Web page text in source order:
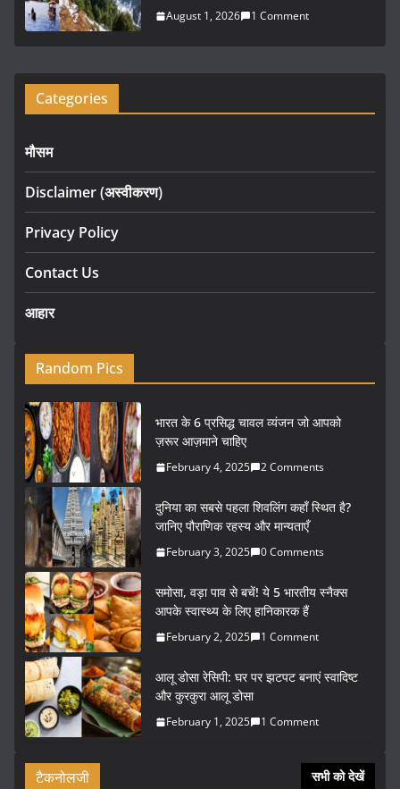
August 1, 2026 1 Comment
Categories
मौसम
Disclaimer (अस्वीकरण)
Privacy Policy
Contact Us
आहार
Random Pics
भारत के 6 प्रसिद्ध चावल व्यंजन जो आपको
ज़रूर आज़माने चाहिए
February 4, 2025 2 Comments
दुनिया का सबसे पहला शिवलिंग कहाँ स्थित है?
जानिए पौराणिक रहस्य और मान्यताएँ
February 3, 2025 0 Comments
समोसा, वड़ा पाव से बचें! ये 5 भारतीय स्नैक्स
आपके स्वास्थ्य के लिए हानिकारक हैं
February 2, 2025 1 Comment
आलू डोसा रेसिपी: घर पर झटपट बनाएं स्वादिष्ट
और कुरकुरा आलू डोसा
February 1, 2025 1 Comment
टैकनोलजी सभी को देखें